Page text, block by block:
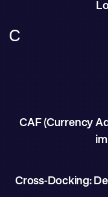
C
CAF (Currency
Cross-Docking: